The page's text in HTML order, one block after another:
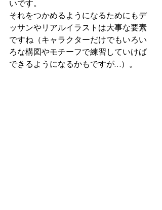
いです。
それをつかめるようになるためにもデ
ッサンやリアルイラストは大事な要素
ですね（キャラクターだけでもいろい
ろな構図やモチーフで練習していけば
できるようになるかもですが…）。